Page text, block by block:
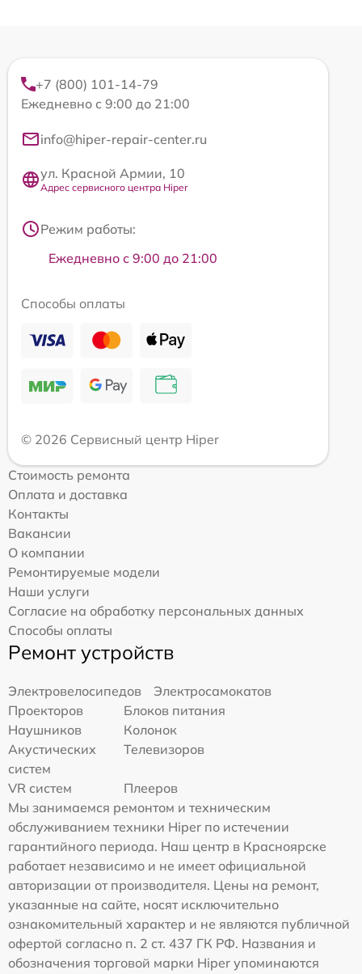
+7 (800) 101-14-79
Ежедневно с 9:00 до 21:00
info@hiper-repair-center.ru
ул. Красной Армии, 10
Адрес сервисного центра Hiper
Режим работы:
Ежедневно с 9:00 до 21:00
Способы оплаты
© 2026 Сервисный центр Hiper
Стоимость ремонта
Оплата и доставка
Контакты
Вакансии
О компании
Ремонтируемые модели
Наши услуги
Согласие на обработку персональных данных
Способы оплаты
Ремонт устройств
Электровелосипедов
Электросамокатов
Проекторов
Блоков питания
Наушников
Колонок
Акустических
систем
Телевизоров
VR систем
Плееров
Мы занимаемся ремонтом и техническим
обслуживанием техники Hiper по истечении
гарантийного периода. Наш центр в Красноярске
работает независимо и не имеет официальной
авторизации от производителя. Цены на ремонт,
указанные на сайте, носят исключительно
ознакомительный характер и не являются публичной
офертой согласно п. 2 ст. 437 ГК РФ. Названия и
обозначения торговой марки Hiper упоминаются